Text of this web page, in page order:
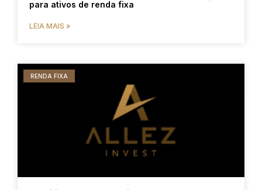
para ativos de renda fixa
LEIA MAIS »
RENDA FIXA